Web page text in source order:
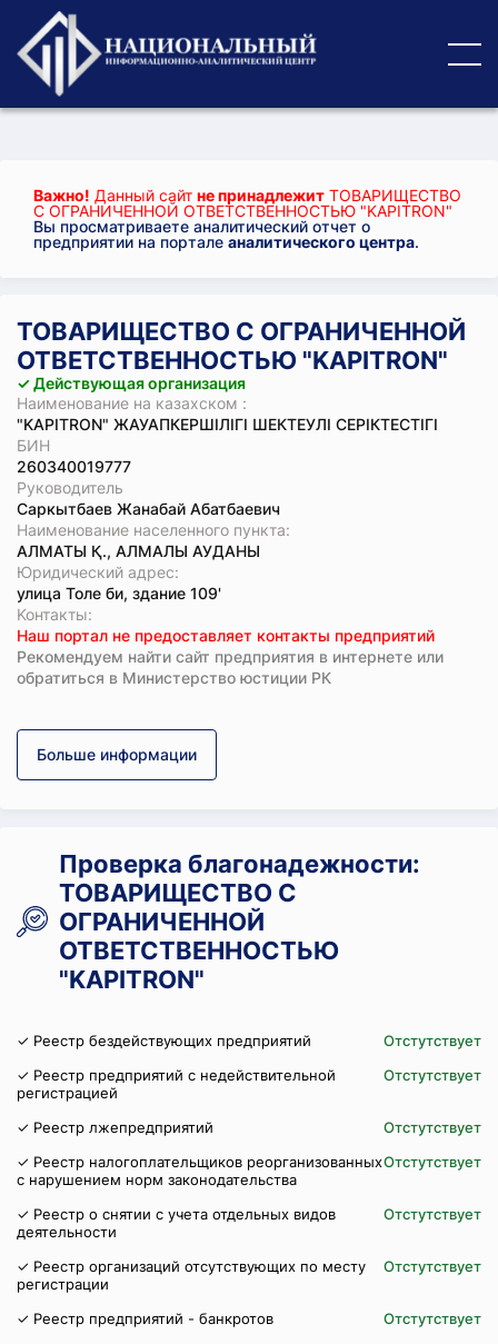
Важно! Данный сайт не принадлежит ТОВАРИЩЕСТВО
С ОГРАНИЧЕННОЙ ОТВЕТСТВЕННОСТЬЮ "KAPITRON"
Вы просматриваете аналитический отчет о
предприятии на портале аналитического центра.
ТОВАРИЩЕСТВО С ОГРАНИЧЕННОЙ
ОТВЕТСТВЕННОСТЬЮ "KAPITRON"
✓ Действующая организация
Наименование на казахском :
"KAPITRON" ЖАУАПКЕРШІЛІГІ ШЕКТЕУЛІ СЕРІКТЕСТІГІ
БИН
260340019777
Руководитель
Саркытбаев Жанабай Абатбаевич
Наименование населенного пункта:
АЛМАТЫ Қ., АЛМАЛЫ АУДАНЫ
Юридический адрес:
улица Толе би, здание 109'
Koнтaкты:
Наш портал не предоставляет контакты предприятий
Рекомендуем найти сайт предприятия в интернете или
обратиться в Министерство юстиции РК
Больше информации
Проверка благонадежности:
ТОВАРИЩЕСТВО С
ОГРАНИЧЕННОЙ
ОТВЕТСТВЕННОСТЬЮ
"KAPITRON"
✓ Реестр бездействующих предприятий
Отстутствует
✓ Реестр предприятий с недействительной
регистрацией
Отстутствует
✓ Реестр лжепредприятий
Отстутствует
✓ Реестр налогоплательщиков реорганизованных
с нарушением норм законодательства
Отстутствует
✓ Реестр о снятии с учета отдельных видов
деятельности
Отстутствует
✓ Реестр организаций отсутствующих по месту
регистрации
Отстутствует
✓ Реестр предприятий - банкротов
Отстутствует